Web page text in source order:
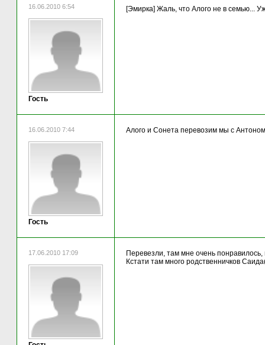
16.06.2010 6:54
Гость
[Эмирка] Жаль, что Алого не в семью...
16.06.2010 7:44
Гость
Алого и Сонета перевозим мы с Антоном
17.06.2010 17:09
Перевезли, там мне очень
Кстати там много родственничков